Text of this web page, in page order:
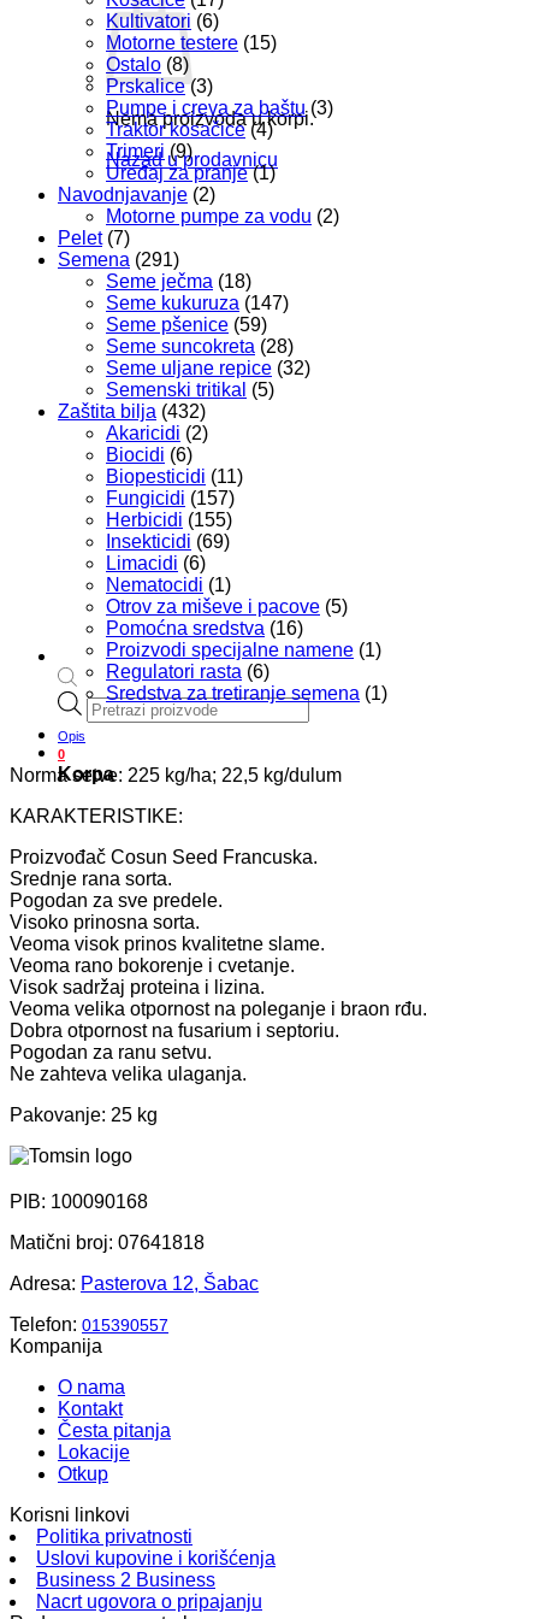
Nema proizvoda u korpi.
Nazad u prodavnicu
Products
search
0
Korpa
Kultivatori (6)
Motorne testere (15)
Ostalo (8)
Prskalice (3)
Pumpe i creva za baštu (3)
Traktor kosačice (4)
Trimeri (9)
Uređaj za pranje (1)
Navodnjavanje (2)
Motorne pumpe za vodu (2)
Pelet (7)
Semena (291)
Seme ječma (18)
Seme kukuruza (147)
Seme pšenice (59)
Seme suncokreta (28)
Seme uljane repice (32)
Semenski tritikal (5)
Zaštita bilja (432)
Akaricidi (2)
Biocidi (6)
Biopesticidi (11)
Fungicidi (157)
Herbicidi (155)
Insekticidi (69)
Limacidi (6)
Nematocidi (1)
Otrov za miševe i pacove (5)
Pomoćna sredstva (16)
Proizvodi specijalne namene (1)
Regulatori rasta (6)
Sredstva za tretiranje semena (1)
Opis
Norma setve: 225 kg/ha; 22,5 kg/dulum
KARAKTERISTIKE:
Proizvođač Cosun Seed Francuska.
Srednje rana sorta.
Pogodan za sve predele.
Visoko prinosna sorta.
Veoma visok prinos kvalitetne slame.
Veoma rano bokorenje i cvetanje.
Visok sadržaj proteina i lizina.
Veoma velika otpornost na poleganje i braon rđu.
Dobra otpornost na fusarium i septoriu.
Pogodan za ranu setvu.
Ne zahteva velika ulaganja.
Pakovanje: 25 kg
PIB: 100090168
Matični broj: 07641818
Adresa: Pasterova 12, Šabac
Telefon: 015390557
Kompanija
O nama
Kontakt
Česta pitanja
Lokacije
Otkup
Korisni linkovi
Politika privatnosti
Uslovi kupovine i korišćenja
Business 2 Business
Nacrt ugovora o pripajanju